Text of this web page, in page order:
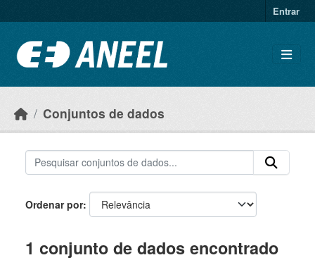
Entrar
Conjuntos de dados
Ordenar por
1 conjunto de dados encontrado